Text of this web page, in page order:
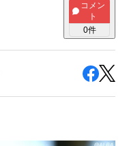
コメン
ト
0件